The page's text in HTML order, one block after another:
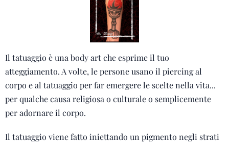
Il tatuaggio è una body art che esprime il tuo
atteggiamento. A volte, le persone usano il piercing al
corpo e al tatuaggio per far emergere le scelte nella vita...
per qualche causa religiosa o culturale o semplicemente
per adornare il corpo.
Il tatuaggio viene fatto iniettando un pigmento negli strati